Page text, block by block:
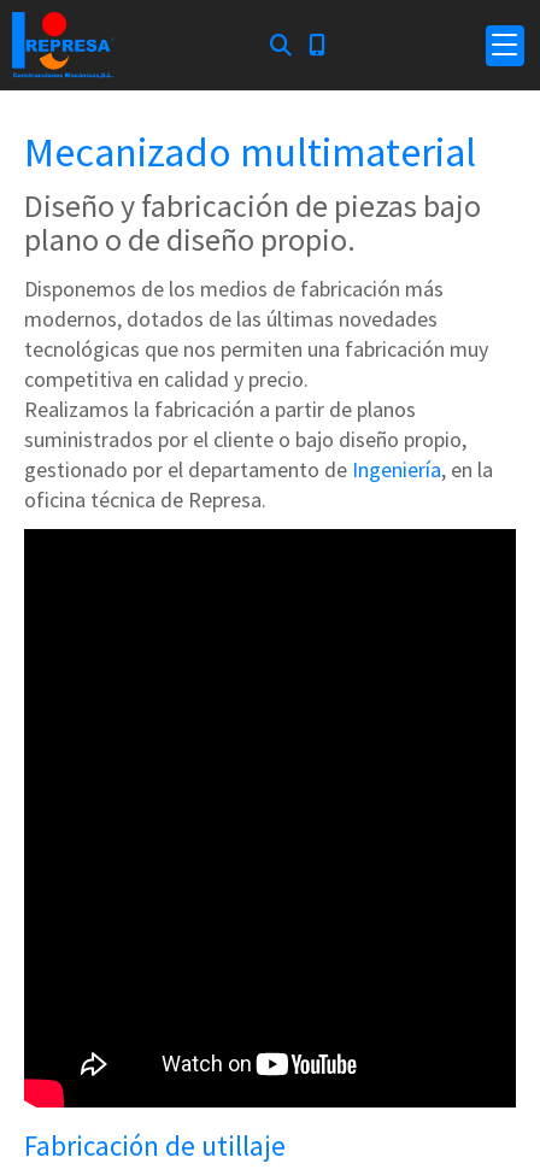
Mecanizado multimaterial
Diseño y fabricación de piezas bajo
plano o de diseño propio.
Disponemos de los medios de fabricación más
modernos, dotados de las últimas novedades
tecnológicas que nos permiten una fabricación muy
competitiva en calidad y precio.
Realizamos la fabricación a partir de planos
suministrados por el cliente o bajo diseño propio,
gestionado por el departamento de Ingeniería, en la
oficina técnica de Represa.
Fabricación de utillaje